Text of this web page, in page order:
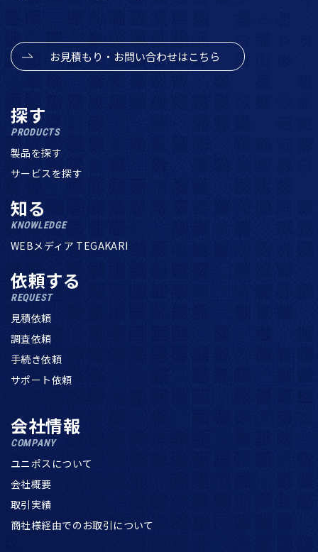
お見積もり・お問い合わせはこちら
探す
PRODUCTS
製品を探す
サービスを探す
知る
KNOWLEDGE
WEBメディア TEGAKARI
依頼する
REQUEST
見積依頼
調査依頼
手続き依頼
サポート依頼
会社情報
COMPANY
ユニポスについて
会社概要
取引実績
商社様経由でのお取引について